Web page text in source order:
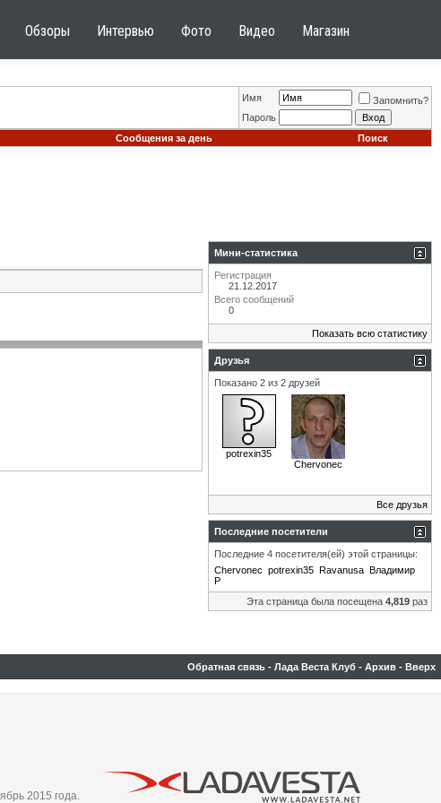
Обзоры Интервью Фото Видео Магазин
Имя
Запомнить?
Пароль
Сообщения за день Поиск
Мини-статистика
Регистрация
21.12.2017
Всего сообщений
0
Показать всю статистику
Друзья
Показано 2 из 2 друзей
potrexin35
Chervonec
Все друзья
Последние посетители
Последние 4 посетителя(ей) этой страницы:
Chervonec potrexin35 Ravanusa Владимир
Р
Эта страница была посещена 4,819 раз
Обратная связь - Лада Веста Клуб - Архив - Вверх
2015 года.